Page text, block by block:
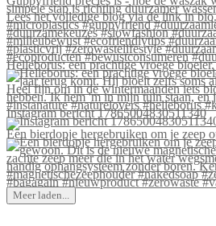
Helleborus: een prachtige vroege
Instagram bericht 17865004830511340
Een bierdopje hergebruiken om je zeep
Meer laden...